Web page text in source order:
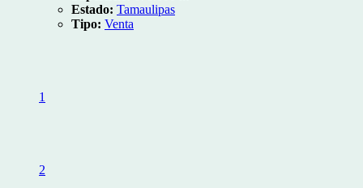
Estado: Tamaulipas
Tipo: Venta
1
2